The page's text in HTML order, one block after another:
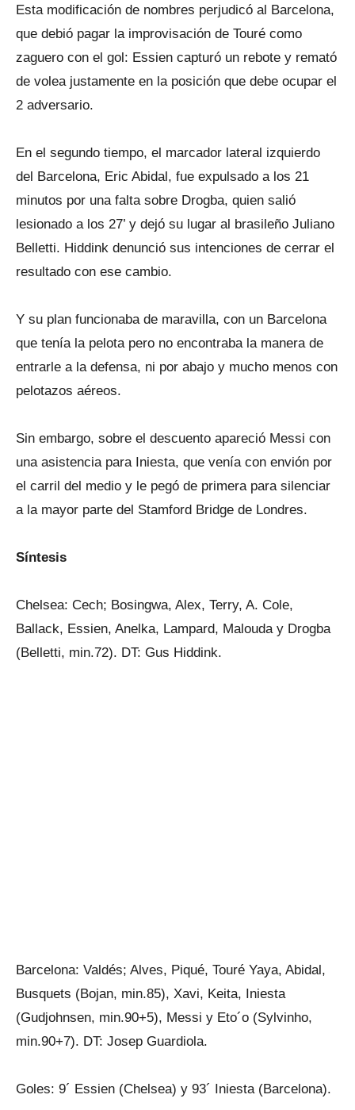
Esta modificación de nombres perjudicó al Barcelona,
que debió pagar la improvisación de Touré como
zaguero con el gol: Essien capturó un rebote y remató
de volea justamente en la posición que debe ocupar el
2 adversario.
En el segundo tiempo, el marcador lateral izquierdo
del Barcelona, Eric Abidal, fue expulsado a los 21
minutos por una falta sobre Drogba, quien salió
lesionado a los 27’ y dejó su lugar al brasileño Juliano
Belletti. Hiddink denunció sus intenciones de cerrar el
resultado con ese cambio.
Y su plan funcionaba de maravilla, con un Barcelona
que tenía la pelota pero no encontraba la manera de
entrarle a la defensa, ni por abajo y mucho menos con
pelotazos aéreos.
Sin embargo, sobre el descuento apareció Messi con
una asistencia para Iniesta, que venía con envión por
el carril del medio y le pegó de primera para silenciar
a la mayor parte del Stamford Bridge de Londres.
Síntesis
Chelsea: Cech; Bosingwa, Alex, Terry, A. Cole,
Ballack, Essien, Anelka, Lampard, Malouda y Drogba
(Belletti, min.72). DT: Gus Hiddink.
Barcelona: Valdés; Alves, Piqué, Touré Yaya, Abidal,
Busquets (Bojan, min.85), Xavi, Keita, Iniesta
(Gudjohnsen, min.90+5), Messi y Eto´o (Sylvinho,
min.90+7). DT: Josep Guardiola.
Goles: 9´ Essien (Chelsea) y 93´ Iniesta (Barcelona).